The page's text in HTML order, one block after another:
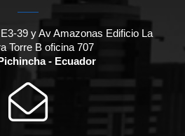
39 y Av Amazonas Edificio La
Torre B oficina 707
- Ecuador